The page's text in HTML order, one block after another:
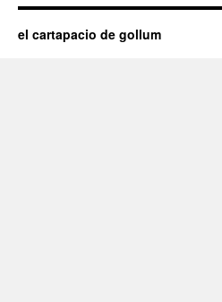
el cartapacio de gollum